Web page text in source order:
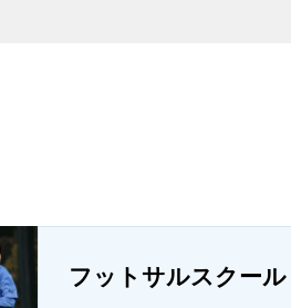
フットサルスクール